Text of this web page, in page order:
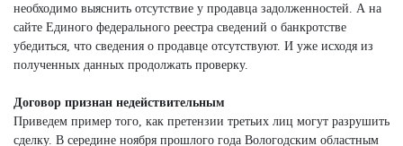
необходимо выяснить отсутствие у продавца задолженностей. А на
сайте Единого федерального реестра сведений о банкротстве
убедиться, что сведения о продавце отсутствуют. И уже исходя из
полученных данных продолжать проверку.
Договор признан недействительным
Приведем пример того, как претензии третьих лиц могут разрушить
сделку. В середине ноября прошлого года Вологодским областным